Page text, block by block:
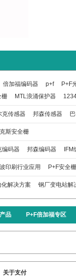
倍加福编码器 p+f
P+F
栅 MTL浪涌保护器
克传感器 邦森传感器
斯安全栅
编码器 邦森编码器
印刷行业应用 P+F安全
解决方案 钢厂变电站解
品 P+F倍加福专区
关于支付